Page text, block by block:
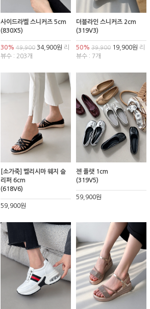
사이드라벨 스니커즈 5cm
(830X5)
30% 49,90034,900원 리
뷰수 : 203개
더블라인 스니커즈 2cm
(319V3)
50% 39,90019,900원 리
뷰수 : 7개
[소가죽] 벨리시마 웨지 슬
리퍼 6cm
(618V6)
59,900원
젠 플랫 1cm
(319V5)
59,900원